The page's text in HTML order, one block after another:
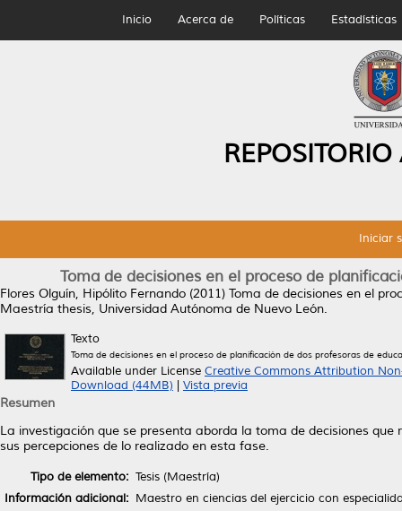
Inicio Acerca de Políticas Estadísticas
Iniciar
Toma de decisiones en el proceso de
Flores Olguín, Hipólito Fernando (2011) Toma de decisiones en el
Maestría thesis, Universidad Autónoma de Nuevo León.
Texto
Toma de decisiones en el proceso de planificación de dos profesoras de
Available under License Creative Commons Attribution
Download (44MB)
Vista previa
Resumen
La investigación que se presenta aborda la toma de decisiones
sus percepciones de lo realizado en esta fase.
Tipo de elemento: Tesis (Maestría)
Información adicional: Maestro en ciencias del ejercicio con